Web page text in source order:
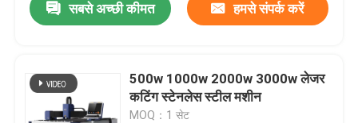
सबसे अच्छी कीमत हमसे संपर्क करें
500w 1000w 2000w 3000w लेजर
कटिंग स्टेनलेस स्टील मशीन
MOQ：1 सेट